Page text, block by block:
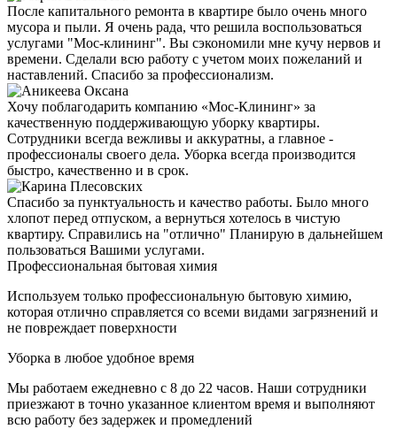
После капитального ремонта в квартире было очень много
мусора и пыли. Я очень рада, что решила воспользоваться
услугами "Мос-клининг". Вы сэкономили мне кучу нервов и
времени. Сделали всю работу с учетом моих пожеланий и
наставлений. Спасибо за профессионализм.
Хочу поблагодарить компанию «Мос-Клининг» за
качественную поддерживающую уборку квартиры.
Сотрудники всегда вежливы и аккуратны, а главное -
профессионалы своего дела. Уборка всегда производится
быстро, качественно и в срок.
Спасибо за пунктуальность и качество работы. Было много
хлопот перед отпуском, а вернуться хотелось в чистую
квартиру. Справились на "отлично" Планирую в дальнейшем
пользоваться Вашими услугами.
Профессиональная бытовая химия
Используем только профессиональную бытовую химию,
которая отлично справляется со всеми видами загрязнений и
не повреждает поверхности
Уборка в любое удобное время
Мы работаем ежедневно с 8 до 22 часов. Наши сотрудники
приезжают в точно указанное клиентом время и выполняют
всю работу без задержек и промедлений